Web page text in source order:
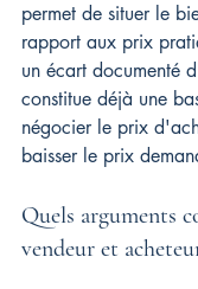
permet de situer le
rapport aux prix
un écart documenté
constitue déjà une
négocier le prix
baisser le prix
Quels arguments
vendeur et